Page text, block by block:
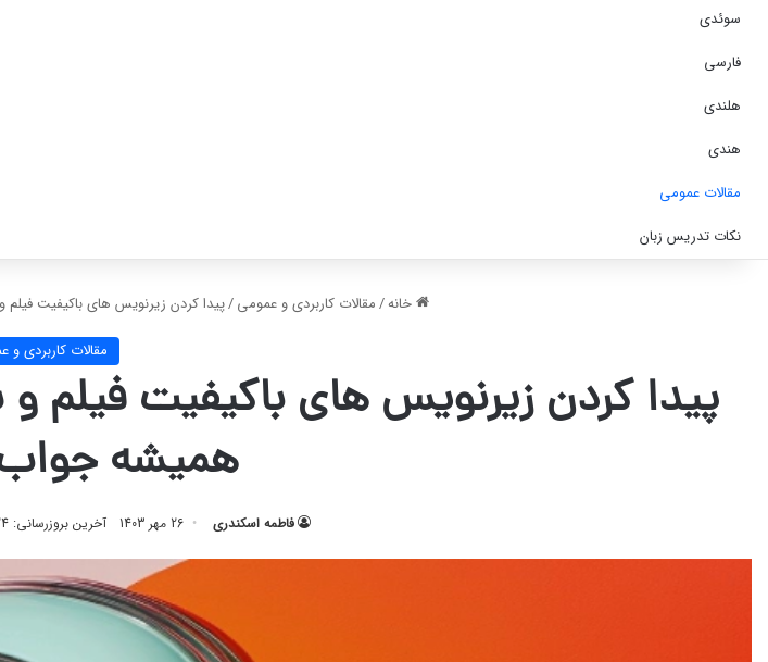
سوئدی
فارسی
هلندی
هندی
مقالات عمومی
نکات تدریس زبان
خانه/مقالات کاربردی و عمومی/پیدا کردن زیرنویس‌ های باکیفیت
مقالات کاربردی و
پیدا کردن زیرنویس‌ های باکیفیت فیلم
همیشه
فاطمه اسکندری 26 مهر 1403 آخرین بروزرسانی: 24 آذر 1404